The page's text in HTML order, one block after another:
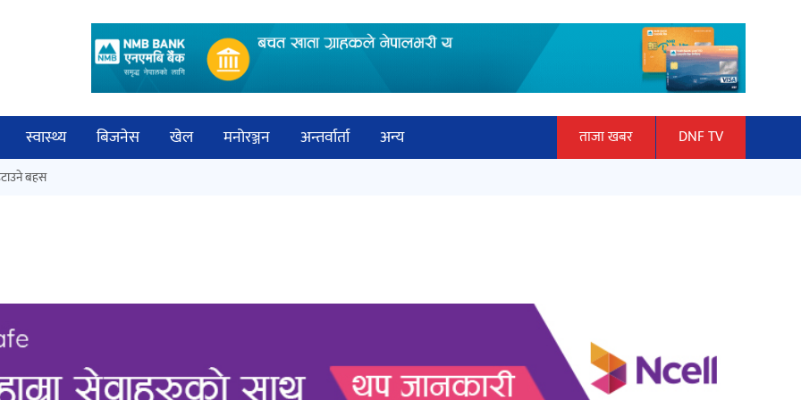
स्वास्थ्य बिजनेस खेल मनोरञ्जन अन्तर्वार्ता
अन्य
ताजा खबर DNF TV
औपचारिक सेवा सञ्चालनमा
हलमा छैन ‘गौँथली’को टिकट
बहस